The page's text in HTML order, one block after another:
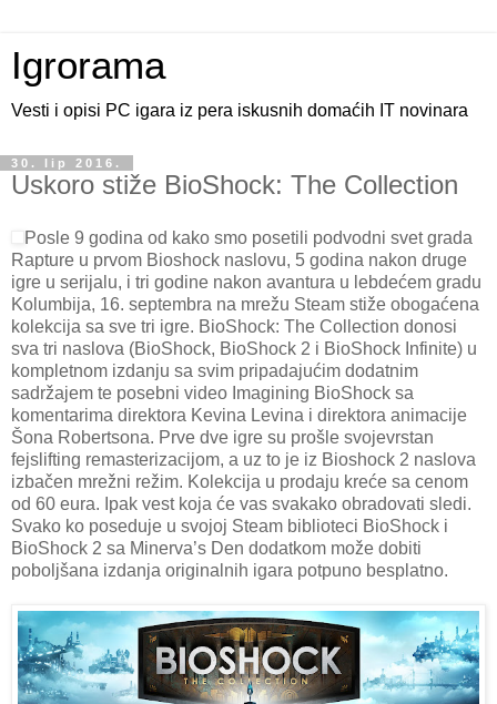
Igrorama
Vesti i opisi PC igara iz pera iskusnih domaćih IT novinara
30. lip 2016.
Uskoro stiže BioShock: The Collection
Posle 9 godina od kako smo posetili podvodni svet grada
Rapture u prvom Bioshock naslovu, 5 godina nakon druge
igre u serijalu, i tri godine nakon avantura u lebdećem gradu
Kolumbija, 16. septembra na mrežu Steam stiže obogaćena
kolekcija sa sve tri igre. BioShock: The Collection donosi
sva tri naslova (BioShock, BioShock 2 i BioShock Infinite) u
kompletnom izdanju sa svim pripadajućim dodatnim
sadržajem te posebni video Imagining BioShock sa
komentarima direktora Kevina Levina i direktora animacije
Šona Robertsona. Prve dve igre su prošle svojevrstan
fejslifting remasterizacijom, a uz to je iz Bioshock 2 naslova
izbačen mrežni režim. Kolekcija u prodaju kreće sa cenom
od 60 eura. Ipak vest koja će vas svakako obradovati sledi.
Svako ko poseduje u svojoj Steam biblioteci BioShock i
BioShock 2 sa Minerva’s Den dodatkom može dobiti
poboljšana izdanja originalnih igara potpuno besplatno.